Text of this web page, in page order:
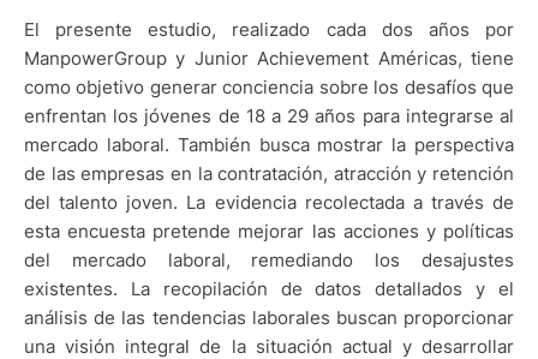
El presente estudio, realizado cada dos años por
ManpowerGroup y Junior Achievement Américas, tiene
como objetivo generar conciencia sobre los desafíos que
enfrentan los jóvenes de 18 a 29 años para integrarse al
mercado laboral. También busca mostrar la perspectiva
de las empresas en la contratación, atracción y retención
del talento joven. La evidencia recolectada a través de
esta encuesta pretende mejorar las acciones y políticas
del mercado laboral, remediando los desajustes
existentes. La recopilación de datos detallados y el
análisis de las tendencias laborales buscan proporcionar
una visión integral de la situación actual y desarrollar